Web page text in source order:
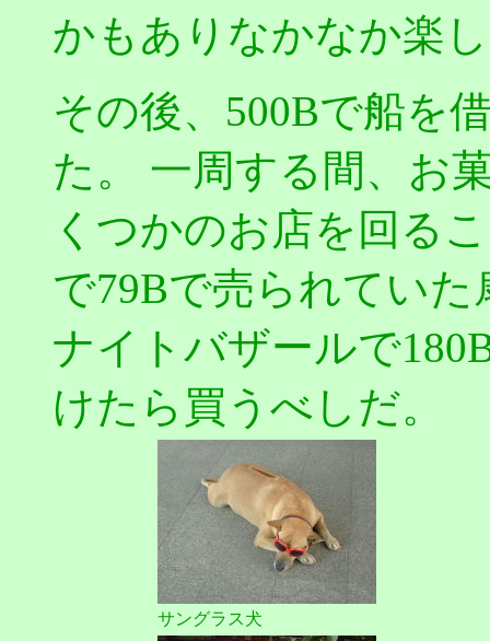
かもありなかなか楽
その後、500Bで船を
た。 一周する間、お
くつかのお店を回る
で79Bで売られてい
ナイトバザールで
けたら買うべしだ。
サングラス犬